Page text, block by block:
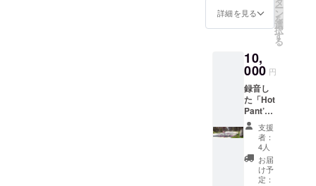
ナル
キャッ
プ、
ジェン
ド」
「筋肉
バカ特
製シー
ル」
「筋肉
バカコ
ラボヘ
ルシー
カレー2
食セッ
詳細を見る ー
ン
を
選
択
す
る
10,
000 円
録音し
た「Hot
Pant’z
（ホッ
トパン
ツ）」
新曲音
源デー
タをCD
支援
者：
4人
お届
け予
定：